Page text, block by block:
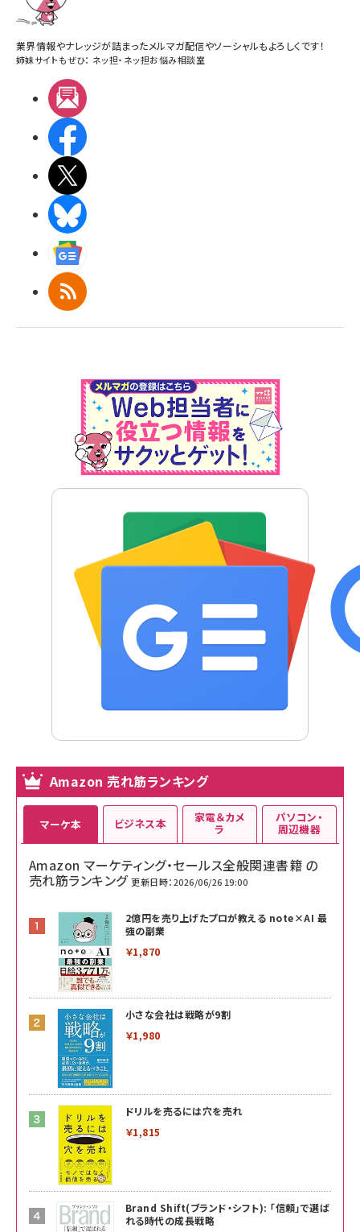
業界情報やナレッジが詰まったメルマガ配信やソーシャルもよろしくです！
姉妹サイトもぜひ： ネッ担・ ネッ担お悩み相談室
RSS
Amazon 売れ筋ランキング
マーケ本
Amazon マーケティング・セールス全般関連書籍 の
売れ筋ランキング 更新日時：2026/06/26 19:00
2億円を売り上げたプロが教える note×AI 最
強の副業
￥1,870
小さな会社は戦略が9割
￥1,980
ドリルを売るには穴を売れ
￥1,815
Brand Shift(ブランド・シフト): 「信頼」で選ば
れる時代の成長戦略
ビジネス本 家電＆カメ
ラ
パソコン・
周辺機器